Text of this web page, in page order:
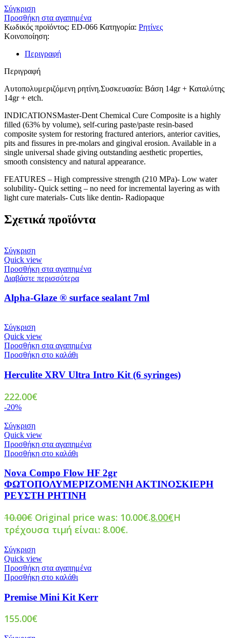
Σύγκριση
Προσθήκη στα αγαπημένα
Κωδικός προϊόντος: ED-066 Κατηγορία: Ρητίνες
Κοινοποίηση:
Περιγραφή
Περιγραφή
Αυτοπολυμεριζόμενη ρητίνη.Συσκευασία: Βάση 14gr + Καταλύτης
14gr + etch.
INDICATIONSMaster-Dent Chemical Cure Composite is a highly
filled (63% by volume), self-curing paste/paste resin-based
composite system for restoring fractured anteriors, anterior cavities,
pits and fissures in pre-molars and gingival erosion. Available in a
single universal shade giving outstanding aesthetic properties,
smooth consistency and natural appearance.
FEATURES – High compressive strength (210 MPa)- Low water
solubility- Quick setting – no need for incremental layering as with
light cure materials- Cuts like dentin- Radiopaque
Σχετικά προϊόντα
Σύγκριση
Quick view
Προσθήκη στα αγαπημένα
Διαβάστε περισσότερα
Alpha-Glaze ® surface sealant 7ml
Σύγκριση
Quick view
Προσθήκη στα αγαπημένα
Προσθήκη στο καλάθι
Herculite XRV Ultra Intro Kit (6 syringes)
222.00€
-20%
Σύγκριση
Quick view
Προσθήκη στα αγαπημένα
Προσθήκη στο καλάθι
Nova Compo Flow HF 2gr
ΦΩΤΟΠΟΛΥΜΕΡΙΖΟΜΕΝΗ ΑΚΤΙΝΟΣΚΙΕΡΗ
ΡΕΥΣΤΗ ΡΗΤΙΝΗ
10.00€ Original price was: 10.00€.8.00€Η
τρέχουσα τιμή είναι: 8.00€.
Σύγκριση
Quick view
Προσθήκη στα αγαπημένα
Προσθήκη στο καλάθι
Premise Mini Kit Kerr
155.00€